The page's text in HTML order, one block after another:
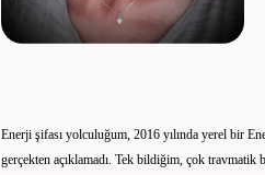
Enerji şifası yolculuğum, 2016 yılında yerel bir
gerçekten açıklamadı. Tek bildiğim, çok